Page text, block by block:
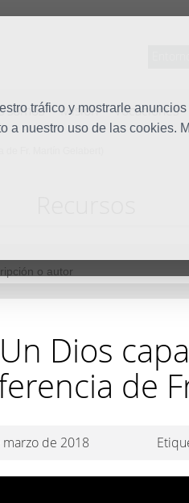
tráfico y mostrarle
a nuestro uso de las cookies.
somos Misión Vocaciones
Fr. Martín Gelabert)
Un Dios
de
de 2018